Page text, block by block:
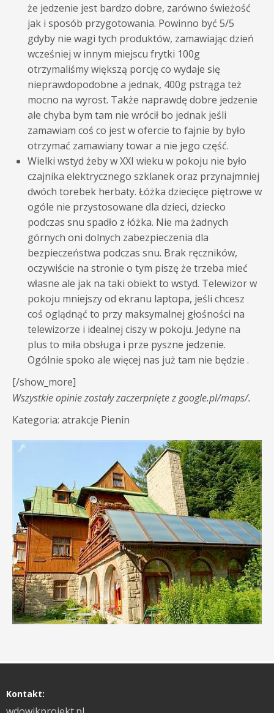
że jedzenie jest bardzo dobre, zarówno świeżość
jak i sposób przygotowania. Powinno być 5/5
gdyby nie wagi tych produktów, zamawiając dzień
wcześniej w innym miejscu frytki 100g
otrzymaliśmy większą porcję co wydaje się
nieprawdopodobne a jednak, 400g pstrąga też
mocno na wyrost. Także naprawdę dobre jedzenie
ale chyba bym tam nie wrócił bo jednak jeśli
zamawiam coś co jest w ofercie to fajnie by było
otrzymać zamawiany towar a nie jego część.
Wielki wstyd żeby w XXI wieku w pokoju nie było
czajnika elektrycznego szklanek oraz przynajmniej
dwóch torebek herbaty. Łóżka dziecięce piętrowe w
ogóle nie przystosowane dla dzieci, dziecko
podczas snu spadło z łóżka. Nie ma żadnych
górnych oni dolnych zabezpieczenia dla
bezpieczeństwa podczas snu. Brak ręczników,
oczywiście na stronie o tym piszę że trzeba mieć
własne ale jak na taki obiekt to wstyd. Telewizor w
pokoju mniejszy od ekranu laptopa, jeśli chcesz
coś oglądnąć to przy maksymalnej głośności na
telewizorze i idealnej ciszy w pokoju. Jedyne na
plus to miła obsługa i prze pyszne jedzenie.
Ogólnie spoko ale więcej nas już tam nie będzie .
[/show_more]
Wszystkie opinie zostały zaczerpnięte z google.pl/maps/.
Kategoria: atrakcje Pienin
Kontakt: